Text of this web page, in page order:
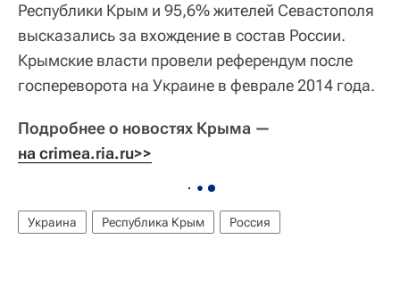
Республики Крым и 95,6% жителей Севастополя
высказались за вхождение в состав России.
Крымские власти провели референдум после
госпереворота на Украине в феврале 2014 года.
Подробнее о новостях Крыма —
на crimea.ria.ru>>
Украина Республика Крым Россия